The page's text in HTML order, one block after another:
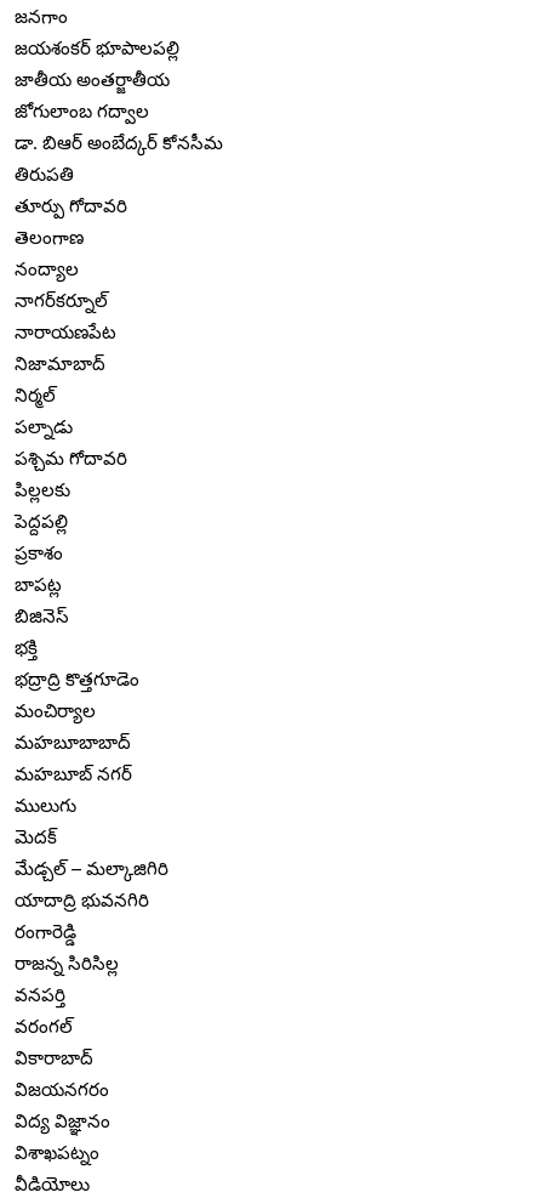
జనగాం
జయశంకర్ భూపాలపల్లి
జాతీయ అంతర్జాతీయ
జోగులాంబ గద్వాల
డా. బిఆర్ అంబేద్కర్ కోనసీమ
తిరుపతి
తూర్పు గోదావరి
తెలంగాణ
నంద్యాల
నాగర్‌కర్నూల్
నారాయణపేట
నిజామాబాద్
నిర్మల్
పల్నాడు
పశ్చిమ గోదావరి
పిల్లలకు
పెద్దపల్లి
ప్రకాశం
బాపట్ల
బిజినెస్
భక్తి
భద్రాద్రి కొత్తగూడెం
మంచిర్యాల
మహబూబాబాద్
మహబూబ్ నగర్
ములుగు
మెదక్
మేడ్చల్ – మల్కాజిగిరి
యాదాద్రి భువనగిరి
రంగారెడ్డి
రాజన్న సిరిసిల్ల
వనపర్తి
వరంగల్
వికారాబాద్
విజయనగరం
విద్య విజ్ఞానం
విశాఖపట్నం
వీడియోలు